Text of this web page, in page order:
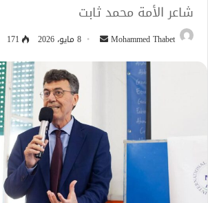
شاعر الأمة محمد ثابت
Mohammed Thabet
أرسل
إلكترونيا
8 مايو، 2026 171